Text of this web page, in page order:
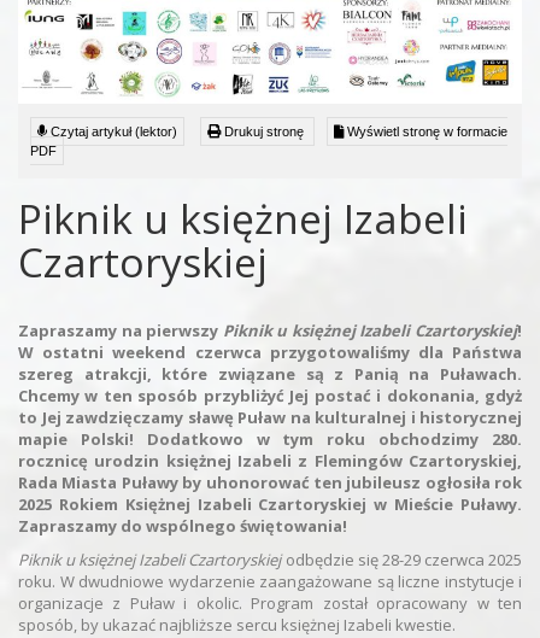
Czytaj artykuł (lektor) Drukuj stronę
Wyświetl stronę w formacie
PDF
Piknik u księżnej Izabeli
Czartoryskiej
Zapraszamy na pierwszy Piknik u księżnej Izabeli Czartoryskiej!
W ostatni weekend czerwca przygotowaliśmy dla Państwa
szereg atrakcji, które związane są z Panią na Puławach.
Chcemy w ten sposób przybliżyć Jej postać i dokonania, gdyż
to Jej zawdzięczamy sławę Puław na kulturalnej i historycznej
mapie Polski! Dodatkowo w tym roku obchodzimy 280.
rocznicę urodzin księżnej Izabeli z Flemingów Czartoryskiej,
Rada Miasta Puławy by uhonorować ten jubileusz ogłosiła rok
2025 Rokiem Księżnej Izabeli Czartoryskiej w Mieście Puławy.
Zapraszamy do wspólnego świętowania!
Piknik u księżnej Izabeli Czartoryskiejodbędzie się 28-29 czerwca 2025
roku. W dwudniowe wydarzenie zaangażowane są liczne instytucje i
organizacje z Puław i okolic. Program został opracowany w ten
sposób, by ukazać najbliższe sercu księżnej Izabeli kwestie.